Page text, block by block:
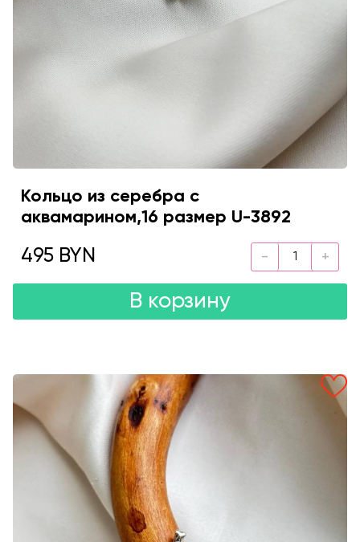
Кольцо из серебра с
аквамарином,16 размер U-3892
495 BYN
В корзину